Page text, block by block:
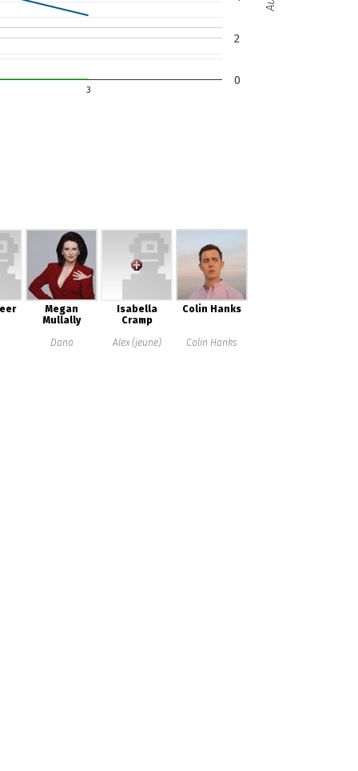
3
0
2
Megan
Mullally
Dana
Isabella
Cramp
Alex (jeune)
Colin Hanks
Colin Hanks